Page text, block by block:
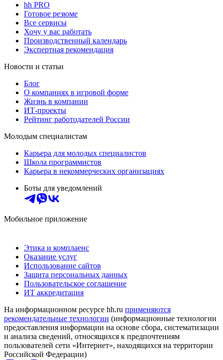
hh PRO
Готовое резюме
Все сервисы
Хочу у вас работать
Производственный календарь
Экспертная рекомендация
Новости и статьи
Блог
О компаниях в игровой форме
Жизнь в компании
ИТ-проекты
Рейтинг работодателей России
Молодым специалистам
Карьера для молодых специалистов
Школа программистов
Карьера в некоммерческих организациях
Боты для уведомлений
Мобильное приложение
Этика и комплаенс
Оказание услуг
Использование сайтов
Защита персональных данных
Пользовательское соглашение
ИТ аккредитация
На информационном ресурсе hh.ru применяются
рекомендательные технологии (информационные технологии
предоставления информации на основе сбора, систематизации
и анализа сведений, относящихся к предпочтениям
пользователей сети «Интернет», находящихся на территории
Российской Федерации)